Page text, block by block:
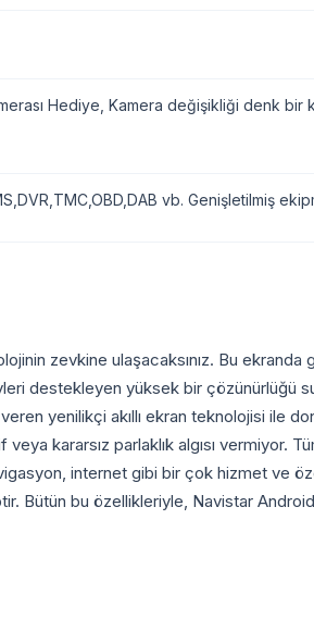
Hediye, Kamera değişikliği denk bir
vb. Genişletilmiş
zevkine ulaşacaksınız. Bu ekranda
destekleyen yüksek bir çözünürlüğü
yenilikçi akıllı ekran teknolojisi ile
veya kararsız parlaklık algısı vermiyor.
internet gibi bir çok hizmet ve
Bütün bu özellikleriyle, Navistar